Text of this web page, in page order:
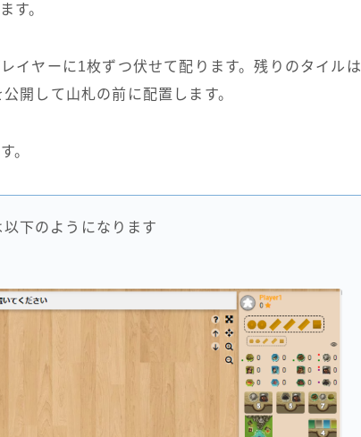
す。
イヤーに1枚ずつ伏せて配ります。残りのタイルは
開して山札の前に配置します。
。
下のようになります